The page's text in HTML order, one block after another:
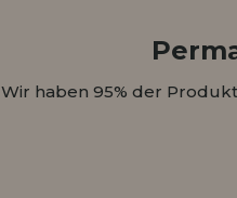
Wir haben 95% der